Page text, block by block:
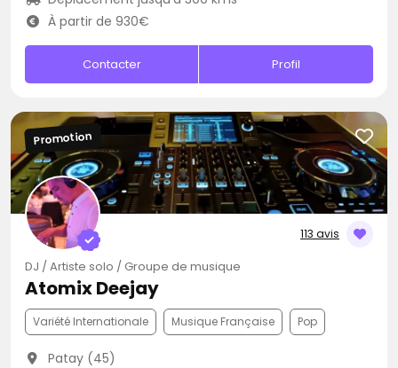
À partir de 930€
Contacter Profil
113 avis
Promotion
DJ / Artiste solo / Groupe de musique
Atomix Deejay
Variété Internationale Musique Française Pop
Patay (45)